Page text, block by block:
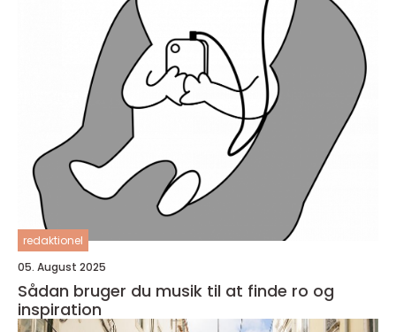
redaktionel
05. August 2025
Sådan bruger du musik til at finde ro og
inspiration